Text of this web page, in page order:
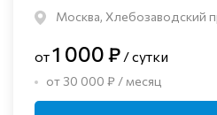
Москва, Хлебозаводский
от1 000 ₽ / сутки
от 30 000 ₽ / месяц